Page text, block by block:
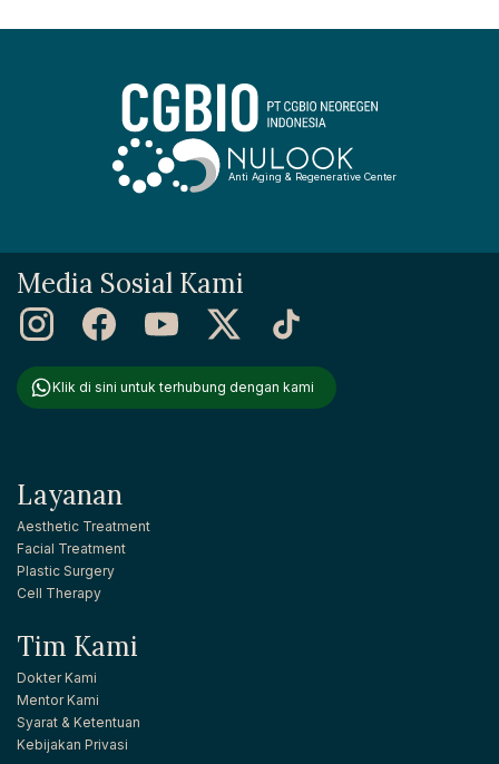
Anti Aging & Regenerative Center
Media Sosial Kami
Klik di sini untuk terhubung dengan kami
Layanan
Aesthetic Treatment
Facial Treatment
Plastic Surgery
Cell Therapy
Tim Kami
Dokter Kami
Mentor Kami
Syarat & Ketentuan
Kebijakan Privasi